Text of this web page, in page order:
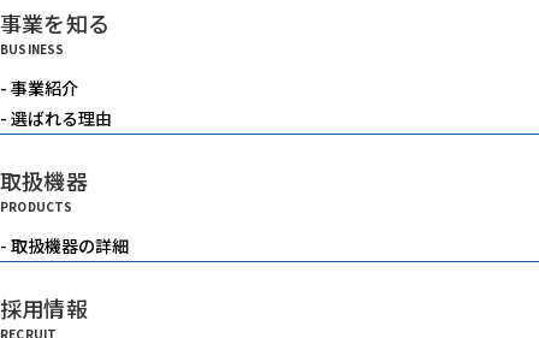
重機
ベルトコンベアー
事業を知る
BUSINESS
- 事業紹介
- 選ばれる理由
取扱機器
PRODUCTS
- 取扱機器の詳細
採用情報
RECRUIT